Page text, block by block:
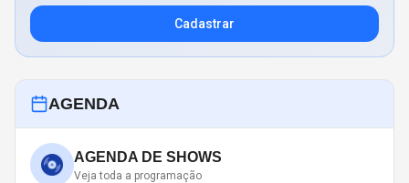
Cadastrar
AGENDA
AGENDA DE SHOWS
Veja toda a programação